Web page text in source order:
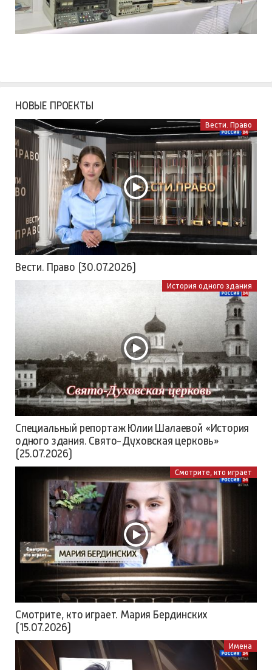
НОВЫЕ ПРОЕКТЫ
Вести. Право
Вести. Право (30.07.2026)
История одного здания
Специальный репортаж Юлии Шалаевой «История
одного здания. Свято-Духовская церковь»
(25.07.2026)
Смотрите, кто играет
Смотрите, кто играет. Мария Бердинских
(15.07.2026)
Имена